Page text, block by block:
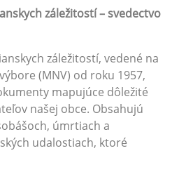
záležitostí – svedectvo
záležitostí, vedené na
(MNV) od roku 1957,
mapujúce dôležité
našej obce. Obsahujú
úmrtiach a
udalostiach, ktoré